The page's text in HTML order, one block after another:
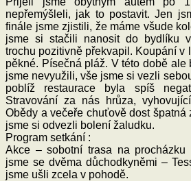
nepřemýšleli, jak to postavit. Jen
finále jsme zjistili, že máme všude
jsme si stačili nanosit do bydlíku
trochu pozitivně překvapil. Koupání v
pěkné. Písečná pláž. V této době ale
jsme nevyužili, vše jsme si vezli
poblíž restaurace byla spíš
Stravování za nás hrůza,
Obědy a večeře chuťově dost
jsme si odvezli bolení žaludku.
Program setkání :
Akce – sobotní trasa na
jsme se dvěma důchodkyněmi –
jsme ušli zcela v pohodě.